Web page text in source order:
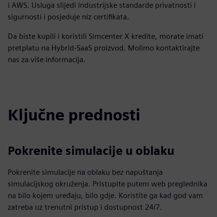
i AWS. Usluga slijedi industrijske standarde privatnosti i
sigurnosti i posjeduje niz certifikata.
Da biste kupili i koristili Simcenter X kredite, morate imati
pretplatu na Hybrid-SaaS proizvod. Molimo kontaktirajte
nas za više informacija.
Ključne prednosti
Pokrenite simulacije u oblaku
Pokrenite simulacije na oblaku bez napuštanja
simulacijskog okruženja. Pristupite putem web preglednika
na bilo kojem uređaju, bilo gdje. Koristite ga kad god vam
zatreba uz trenutni pristup i dostupnost 24/7.